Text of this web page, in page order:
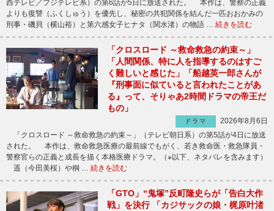
西テレビ／フジテレビ系）の第6話が5日に放送された。 本作は、警察の正義
よりも復讐（ふくしゅう）を優先し、秘密の共犯関係を結んだ一匹おおかみの
刑事・磯貝（横山裕）と第六感女子ヒナタ（関水渚）の物語 … 続きを読む
「クロスロード ～救命救急の約束～」
「人間関係、特に人を指導するのはすご
く難しいと感じた」「船越英一郎さんが
『刑事面に似ていると言われたことがあ
る』って、そりゃあ2時間ドラマの帝王だ
もの」
ドラマ
2026年8月6日
「クロスロード ～救命救急の約束～」（テレビ朝日系）の第5話が4日に放送
された。 本作は、救命救急医療の最前線でもがく、若き救命医・救急隊員・
警察官らの正義と成長を描く本格医療ドラマ。（※以下、ネタバレを含みます）
遥（今田美桜）や桐 … 続きを読む
「GTO」“鬼塚”反町隆史らが「告白大作
戦」を決行 「カジサックの娘・梶原叶渚